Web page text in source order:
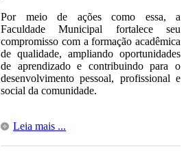
Por meio de ações como essa, a
Faculdade Municipal fortalece seu
compromisso com a formação acadêmica
de qualidade, ampliando oportunidades
de aprendizado e contribuindo para o
desenvolvimento pessoal, profissional e
social da comunidade.
Leia mais ...